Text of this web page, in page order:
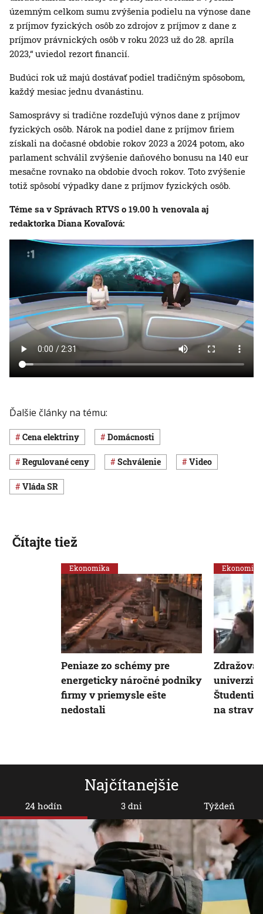
územným celkom sumu zvýšenia podielu na výnose dane
z príjmov fyzických osôb zo zdrojov z príjmov z dane z
príjmov právnických osôb v roku 2023 už do 28. apríla
2023,“ uviedol rezort financií.
Budúci rok už majú dostávať podiel tradičným spôsobom,
každý mesiac jednu dvanástinu.
Samosprávy si tradične rozdeľujú výnos dane z príjmov
fyzických osôb. Nárok na podiel dane z príjmov firiem
získali na dočasné obdobie rokov 2023 a 2024 potom, ako
parlament schválil zvýšenie daňového bonusu na 140 eur
mesačne rovnako na obdobie dvoch rokov. Toto zvýšenie
totiž spôsobí výpadky dane z príjmov fyzických osôb.
Téme sa v Správach RTVS o 19.00 h venovala aj
redaktorka Diana Kovaľová:
Ďalšie články na tému:
cena elektriny domácnosti
regulované ceny schválenie Video
vláda SR
Najčítanejšie
24 hodín 3 dni Týždeň
Čítajte tiež
Ekonomika
Peniaze zo schémy pre
energeticky náročné podniky
firmy v priemysle ešte
nedostali
Ekonomika
Študenti
na stravu